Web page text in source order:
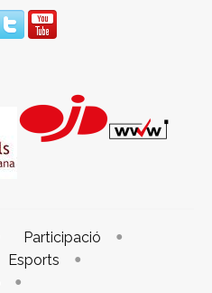
Participació
Esports